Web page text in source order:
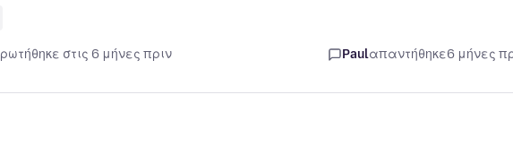
ρωτήθηκε στις 6 μήνες πριν Paulαπαντήθηκε6 μήνες